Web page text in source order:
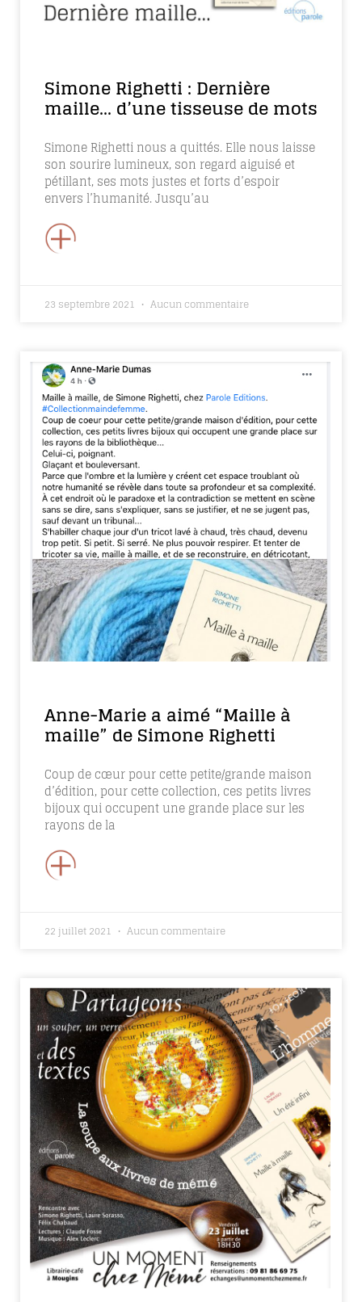
Simone Righetti : Dernière
maille… d’une tisseuse de mots
Simone Righetti nous a quittés. Elle nous laisse
son sourire lumineux, son regard aiguisé et
pétillant, ses mots justes et forts d’espoir
envers l’humanité. Jusqu’au
+
23 septembre 2021 Aucun commentaire
Anne-Marie a aimé “Maille à
maille” de Simone Righetti
Coup de cœur pour cette petite/grande maison
d’édition, pour cette collection, ces petits livres
bijoux qui occupent une grande place sur les
rayons de la
+
22 juillet 2021 Aucun commentaire